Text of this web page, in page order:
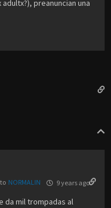
preanuncian una
NORMALIN 9 years ago
da mil trompadas al